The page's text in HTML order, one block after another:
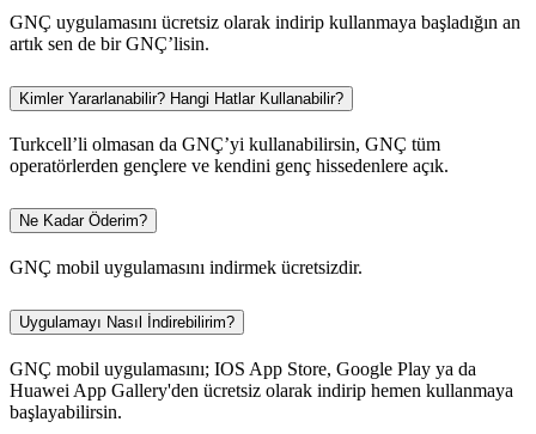
GNÇ uygulamasını ücretsiz olarak indirip kullanmaya başladığın an
artık sen de bir GNÇ’lisin.
Kimler Yararlanabilir? Hangi Hatlar Kullanabilir?
Turkcell’li olmasan da GNÇ’yi kullanabilirsin, GNÇ tüm
operatörlerden gençlere ve kendini genç hissedenlere açık.
Ne Kadar Öderim?
GNÇ mobil uygulamasını indirmek ücretsizdir.
Uygulamayı Nasıl İndirebilirim?
GNÇ mobil uygulamasını; IOS App Store, Google Play ya da
Huawei App Gallery'den ücretsiz olarak indirip hemen kullanmaya
başlayabilirsin.